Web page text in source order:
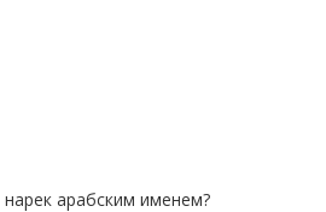
арабским именем?